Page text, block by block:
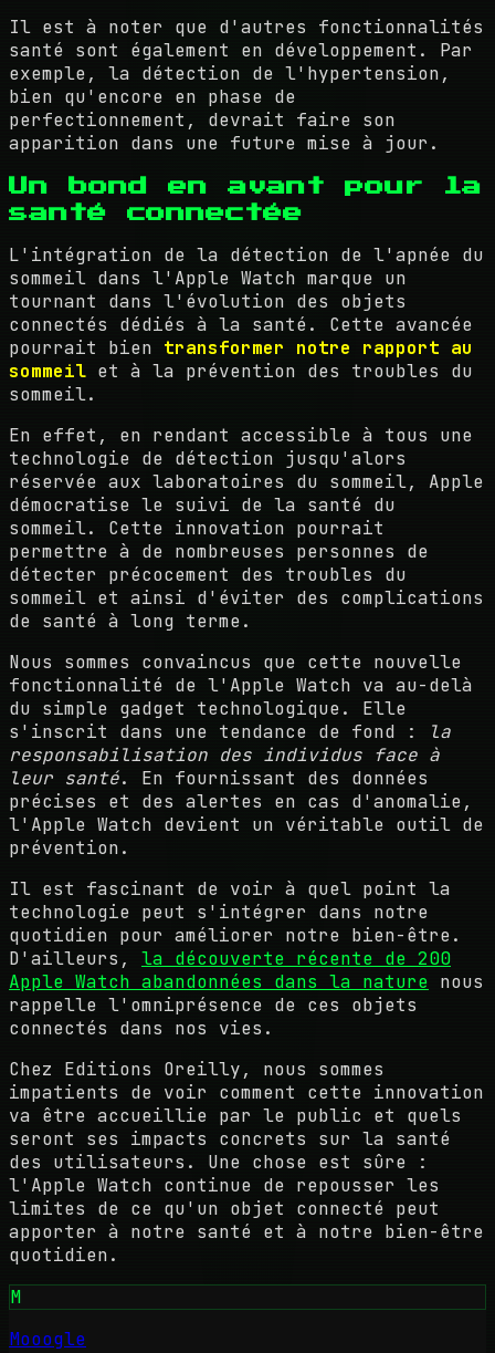
Il est à noter que d'autres fonctionnalités
santé sont également en développement. Par
exemple, la détection de l'hypertension,
bien qu'encore en phase de
perfectionnement, devrait faire son
apparition dans une future mise à jour.
Un bond en avant pour la
santé connectée
L'intégration de la détection de l'apnée du
sommeil dans l'Apple Watch marque un
tournant dans l'évolution des objets
connectés dédiés à la santé. Cette avancée
pourrait bien transformer notre rapport au
sommeil et à la prévention des troubles du
sommeil.
En effet, en rendant accessible à tous une
technologie de détection jusqu'alors
réservée aux laboratoires du sommeil, Apple
démocratise le suivi de la santé du
sommeil. Cette innovation pourrait
permettre à de nombreuses personnes de
détecter précocement des troubles du
sommeil et ainsi d'éviter des complications
de santé à long terme.
Nous sommes convaincus que cette nouvelle
fonctionnalité de l'Apple Watch va au-delà
du simple gadget technologique. Elle
s'inscrit dans une tendance de fond :
la
responsabilisation des individus face à
leur santé. En fournissant des données
précises et des alertes en cas d'anomalie,
l'Apple Watch devient un véritable outil de
prévention.
Il est fascinant de voir à quel point la
technologie peut s'intégrer dans notre
quotidien pour améliorer notre bien-être.
D'ailleurs, la découverte récente de 200
Apple Watch abandonnées dans la nature nous
rappelle l'omniprésence de ces objets
connectés dans nos vies.
Chez Editions Oreilly, nous sommes
impatients de voir comment cette innovation
va être accueillie par le public et quels
seront ses impacts concrets sur la santé
des utilisateurs. Une chose est sûre :
l'Apple Watch continue de repousser les
limites de ce qu'un objet connecté peut
apporter à notre santé et à notre bien-être
quotidien.
M
Mooogle